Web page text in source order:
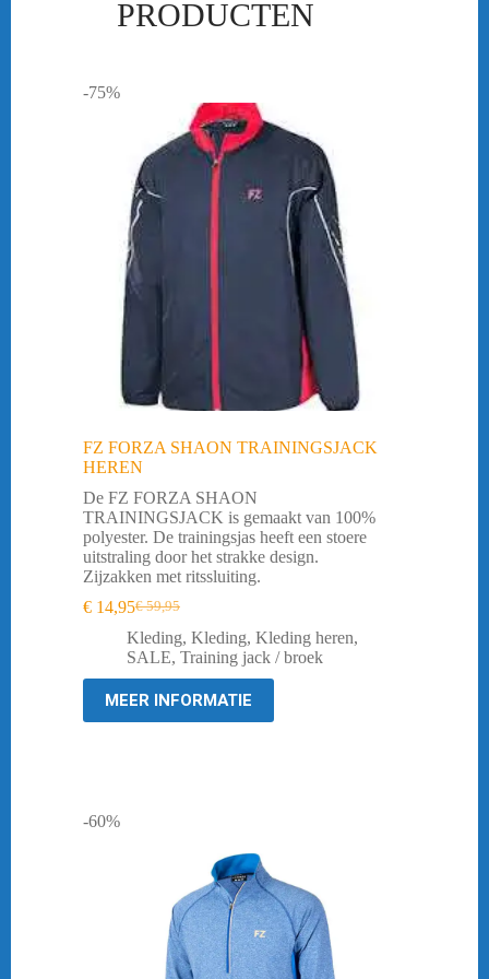
PRODUCTEN
-75%
FZ FORZA SHAON TRAININGSJACK
HEREN
De FZ FORZA SHAON
TRAININGSJACK is gemaakt van 100%
polyester. De trainingsjas heeft een stoere
uitstraling door het strakke design.
Zijzakken met ritssluiting.
€59,95
Oorspronkelijke
prijs
was:
€ 59,95.
€ 14,95Huidige
prijs
is:
€ 14,95.
Kleding, Kleding, Kleding heren,
SALE, Training jack / broek
MEER INFORMATIE
-60%